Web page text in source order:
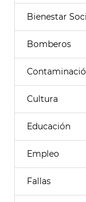
Bienestar
Bomberos
Cultura
Educación
Empleo
Fallas